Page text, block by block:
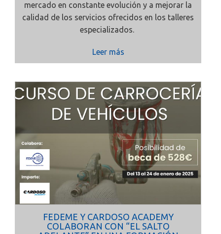
mercado en constante evolución y a mejorar la
calidad de los servicios ofrecidos en los talleres
especializados.
Leer más
FEDEME Y CARDOSO ACADEMY
COLABORAN CON “EL SALTO